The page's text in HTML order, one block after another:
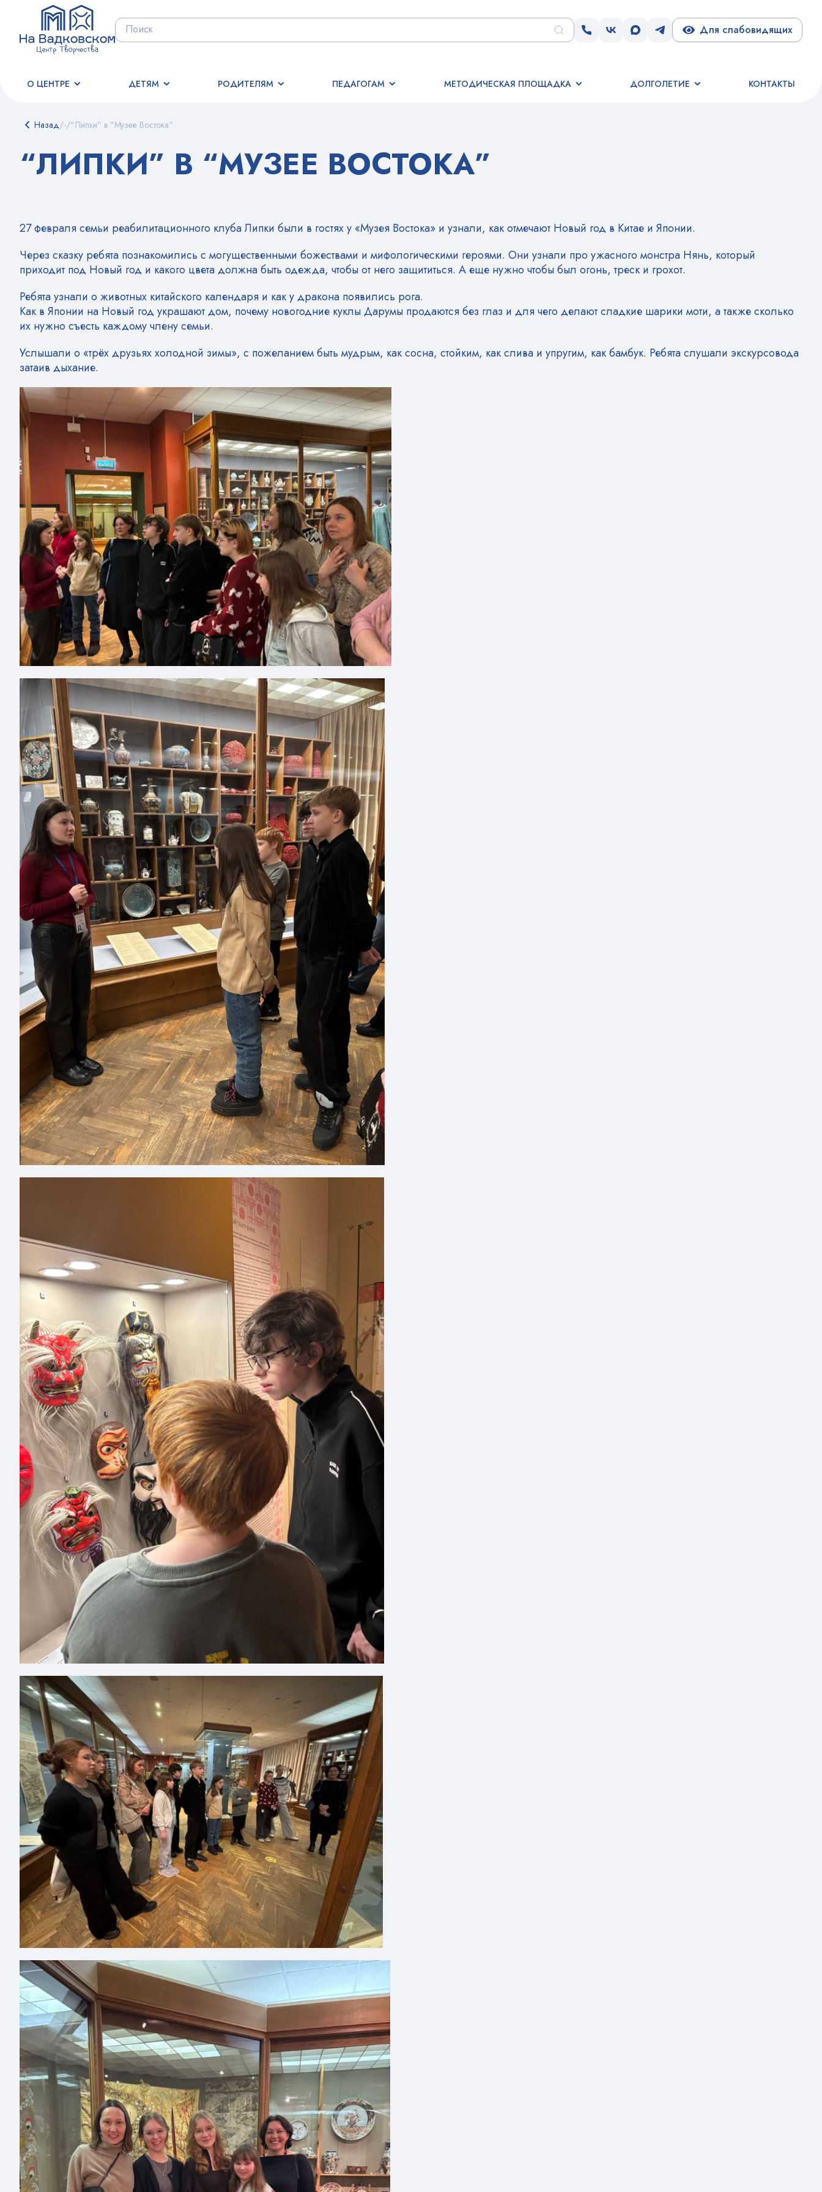
Для слабовидящих
О ЦЕНТРЕ ДЕТЯМ РОДИТЕЛЯМ ПЕДАГОГАМ МЕТОДИЧЕСКАЯ ПЛОЩАДКА ДОЛГОЛЕТИЕ КОНТАКТЫ
Назад/-/"Липки" в "Музее Востока"
“ЛИПКИ” В “МУЗЕЕ ВОСТОКА”
27 февраля семьи реабилитационного клуба Липки были в гостях у «Музея Востока» и узнали, как отмечают Новый год в Китае и Японии.
Через сказку ребята познакомились с могущественными божествами и мифологическими героями. Они узнали про ужасного монстра Нянь, который
приходит под Новый год и какого цвета должна быть одежда, чтобы от него защититься. А еще нужно чтобы был огонь, треск и грохот.
Ребята узнали о животных китайского календаря и как у дракона появились рога.
Как в Японии на Новый год украшают дом, почему новогодние куклы Дарумы продаются без глаз и для чего делают сладкие шарики моти, а также сколько
их нужно съесть каждому члену семьи.
Услышали о «трёх друзьях холодной зимы», с пожеланием быть мудрым, как сосна, стойким, как слива и упругим, как бамбук. Ребята слушали экскурсовода
затаив дыхание.